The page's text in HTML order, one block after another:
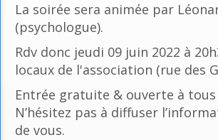
La soirée sera animée par
(psychologue).
Rdv donc jeudi 09 juin 2022 à
locaux de l'association (rue des
Entrée gratuite & ouverte à tous
N’hésitez pas à diffuser
de vous.